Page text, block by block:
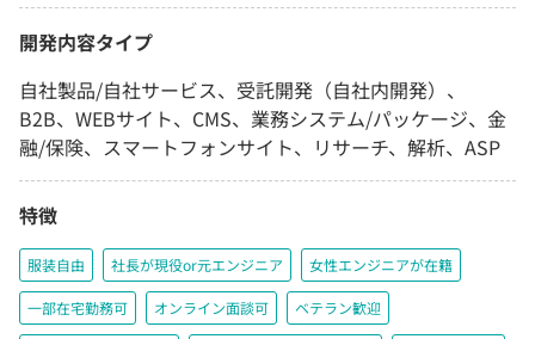
開発内容タイプ
自社製品/自社サービス、受託開発（自社内開発）、
B2B、WEBサイト、CMS、業務システム/パッケージ、金
融/保険、スマートフォンサイト、リサーチ、解析、ASP
特徴
服装自由 社長が現役or元エンジニア 女性エンジニアが在籍
一部在宅勤務可 オンライン面談可 ベテラン歓迎